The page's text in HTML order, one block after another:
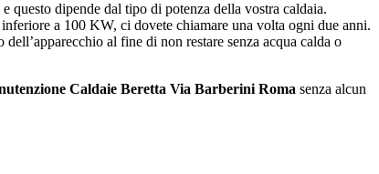
e questo dipende dal tipo di potenza della vostra caldaia.
a 100 KW, ci dovete chiamare una volta ogni due anni.
al fine di non restare senza acqua calda o
Caldaie Beretta Via Barberini Roma senza alcun